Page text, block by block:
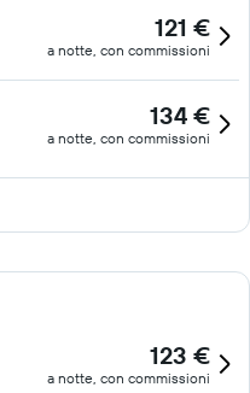
121 €
a notte, con commissioni
134 €
a notte, con commissioni
123 €
a notte, con commissioni